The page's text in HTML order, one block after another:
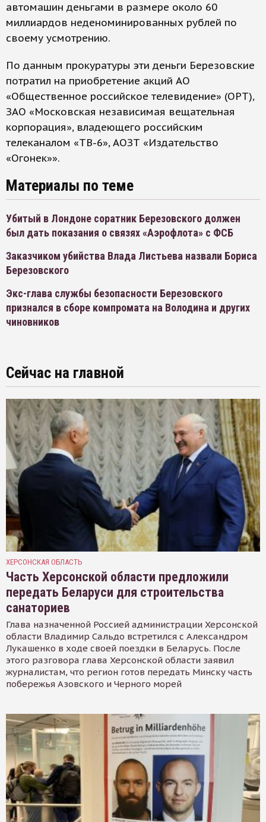
автомашин деньгами в размере около 60
миллиардов неденоминированных рублей по
своему усмотрению.
По данным прокуратуры эти деньги Березовские
потратил на приобретение акций АО
«Общественное российское телевидение» (ОРТ),
ЗАО «Московская независимая вещательная
корпорация», владеющего российским
телеканалом «ТВ-6», АОЗТ «Издательство
«Огонек»».
Материалы по теме
Убитый в Лондоне соратник Березовского должен
был дать показания о связях «Аэрофлота» с ФСБ
Заказчиком убийства Влада Листьева назвали Бориса
Березовского
Экс-глава службы безопасности Березовского
признался в сборе компромата на Володина и других
чиновников
Сейчас на главной
ХЕРСОНСКАЯ ОБЛАСТЬ
Часть Херсонской области предложили
передать Беларуси для строительства
санаториев
Глава назначенной Россией администрации Херсонской
области Владимир Сальдо встретился с Александром
Лукашенко в ходе своей поездки в Беларусь. После
этого разговора глава Херсонской области заявил
журналистам, что регион готов передать Минску часть
побережья Азовского и Черного морей